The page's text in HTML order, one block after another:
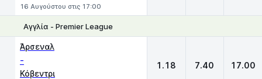
16 Αυγούστου στις 17:00
Αγγλία - Premier League
Άρσεναλ
-
Κόβεντρι
1.18 7.40 17.00